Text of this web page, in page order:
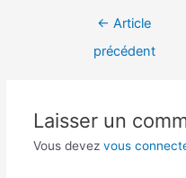
Navigation← Article
précédent
Laisser un
Vous devez vous